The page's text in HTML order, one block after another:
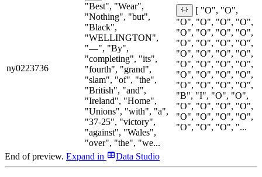
ny0223736
"Best", "Wear",
"Nothing", "but",
"Black",
"WELLINGTON",
"—", "By",
"completing", "its",
"fourth", "grand",
"slam", "of", "the",
"British", "and",
"Ireland", "Home",
"Unions", "with", "a",
"37-25", "victory",
"against", "Wales",
"over", "the", "we...
[ "O", "O",
"O", "O", "O", "O",
"O", "O", "O", "O",
"O", "O", "O", "O",
"O", "O", "O", "O",
"O", "O", "O", "O",
"O", "O", "O", "O",
"O", "O", "O", "O",
"B", "I", "O", "O",
"O", "O", "O", "O",
"O", "O", "O", "O",
"O", "O", "O", "...
End of preview. Expand in Data Studio